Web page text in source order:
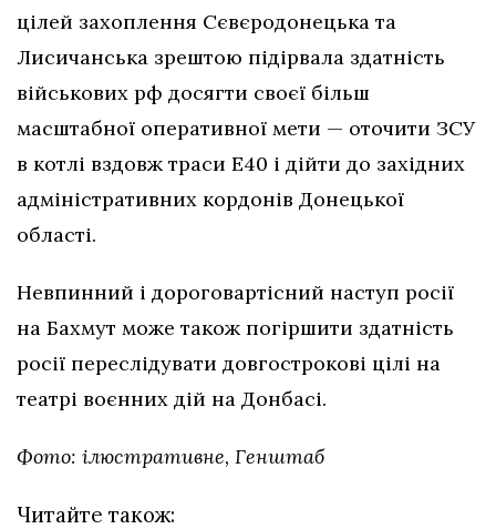
цілей захоплення Сєвєродонецька та
Лисичанська зрештою підірвала здатність
військових рф досягти своєї більш
масштабної оперативної мети — оточити ЗСУ
в котлі вздовж траси Е40 і дійти до західних
адміністративних кордонів Донецької
області.
Невпинний і дороговартісний наступ росії
на Бахмут може також погіршити здатність
росії переслідувати довгострокові цілі на
театрі воєнних дій на Донбасі.
Фото: ілюстративне, Генштаб
Читайте також: